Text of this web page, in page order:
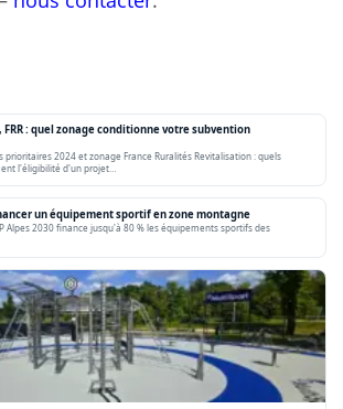
: quel zonage conditionne votre subvention
2024 et zonage France Ruralités Revitalisation : quels
l'éligibilité d'un projet…
un équipement sportif en zone montagne
Alpes 2030 finance jusqu'à 80 % les équipements sportifs des